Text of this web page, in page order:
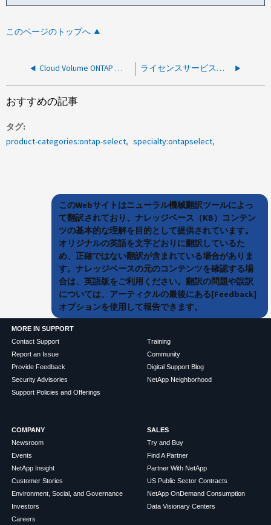
このページのトップへ
Cloud Volume ONTAP でアグリゲートが急速に増加しています ライセンスサービスが原因で、リブート後もアグリゲートがオフラインのままになります 使用不可
おすすめの記事
タグ
product-categories:ontap-select
specialty:ontapselect
このWebサイトはニューラル機械翻訳ツールによっ
て翻訳されており、ナレッジベース（KB）コンテン
ツの基本的な理解を目的として提供されています。
オリジナルの英語を文字どおりに翻訳しているた
め、正確ではない翻訳が含まれている場合がありま
す。ナレッジベースの元のコンテンツを確認する場
合は、英語版をご利用ください。翻訳の問題や誤訳
については、アーティクルの最後にある[Feedback]
オプションを使用して報告できます。
MORE IN SUPPORT
Contact Support
Report an Issue
Provide Feedback
Security Advisories
Support Policies and Offerings
Training
Community
Digital Support Blog
NetApp Neighborhood
COMPANY
Newsroom
Events
NetApp Insight
Customer Stories
Environment, Social, and Governance
Investors
Careers
SALES
Try and Buy
Find A Partner
Partner With NetApp
US Public Sector Contracts
NetApp OnDemand Consumption
Data Visionary Centers